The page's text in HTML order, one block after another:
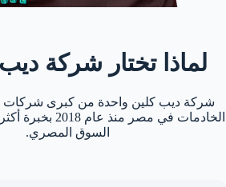
لماذا تختار شركة
شركة ديب كلين واحدة من كبرى شركات
السوق المصري.